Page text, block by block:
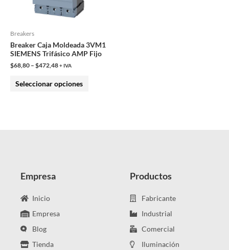
Breakers
Breaker Caja Moldeada 3VM1
SIEMENS Trifásico AMP Fijo
$68,80 – $472,48+ IVA
Seleccionar opciones
elegir
en
Empresa
Inicio
Empresa
Blog
Tienda
Productos
Fabricante
Industrial
Comercial
Iluminación